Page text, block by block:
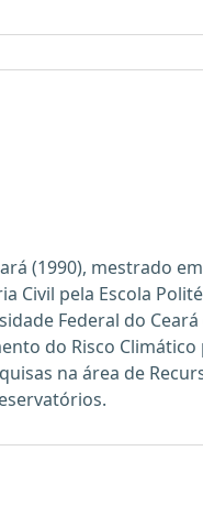
(1990), mestrado
Civil pela Escola
Federal do
do Risco
na área de